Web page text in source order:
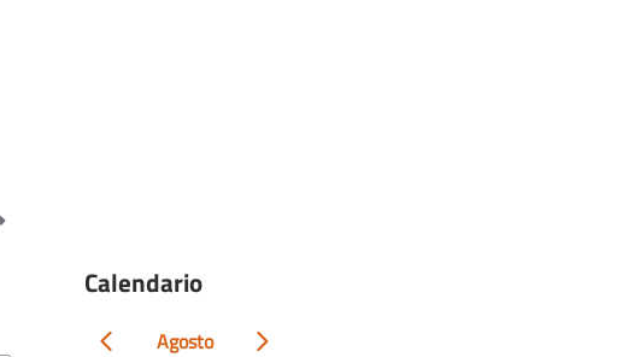
Calendario
Agosto